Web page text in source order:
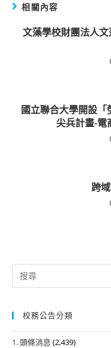
相關內容
文藻學校財團法人
國立聯合大學開設
尖兵計畫-電
跨
Search
for:
校務公告分類
1. 頭條消息 (2,439)